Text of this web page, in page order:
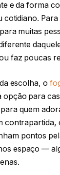
e da forma
cotidiano.
muitas
faz poucas
escolha, o
opção para
quem
contrapartida,
pontos
espaço —